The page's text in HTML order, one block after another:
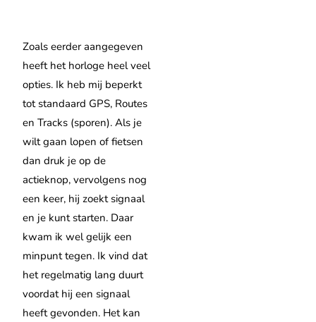
Zoals eerder aangegeven
heeft het horloge heel veel
opties. Ik heb mij beperkt
tot standaard GPS, Routes
en Tracks (sporen). Als je
wilt gaan lopen of fietsen
dan druk je op de
actieknop, vervolgens nog
een keer, hij zoekt signaal
en je kunt starten. Daar
kwam ik wel gelijk een
minpunt tegen. Ik vind dat
het regelmatig lang duurt
voordat hij een signaal
heeft gevonden. Het kan